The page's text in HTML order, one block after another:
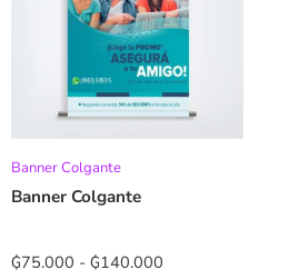
Banner Colgante
Banner Colgante
₲75.000 - ₲140.000